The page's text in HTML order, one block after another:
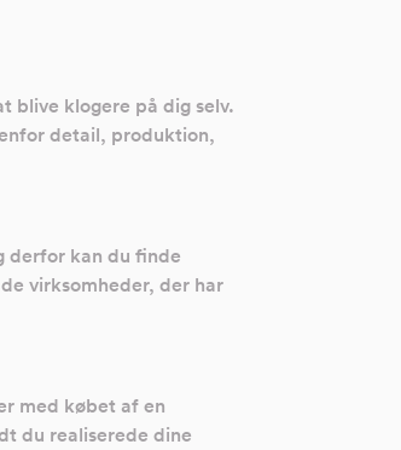
blive klogere på dig selv.
detail, produktion,
derfor kan du finde
virksomheder, der har
med købet af en
du realiserede dine